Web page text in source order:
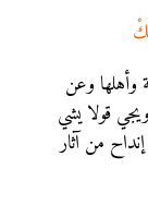
وأهلها وعن
قولا يشي
إنداح من آثار